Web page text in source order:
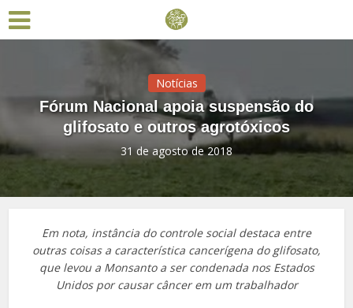
Notícias
Fórum Nacional apoia suspensão do
glifosato e outros agrotóxicos
31 de agosto de 2018
Em nota, instância do controle social destaca entre
outras coisas a característica cancerígena do glifosato,
que levou a Monsanto a ser condenada nos Estados
Unidos por causar câncer em um trabalhador